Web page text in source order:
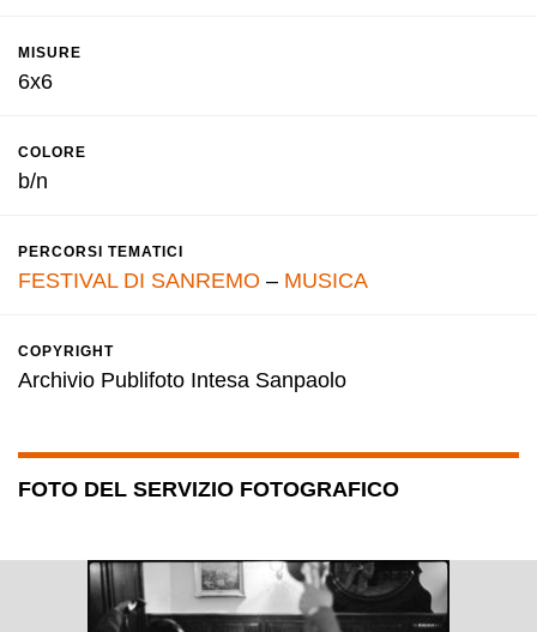
MISURE
6x6
COLORE
b/n
PERCORSI TEMATICI
FESTIVAL DI SANREMO – MUSICA
COPYRIGHT
Archivio Publifoto Intesa Sanpaolo
FOTO DEL SERVIZIO FOTOGRAFICO